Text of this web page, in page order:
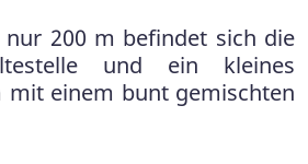
200 m befindet sich die
und ein kleines
mit einem bunt gemischten